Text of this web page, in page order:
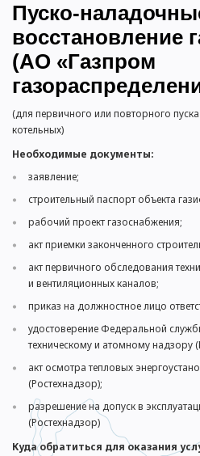
Пуско-
восстановление
(АО «Газпром
(для первичного или повторного
котельных)
Необходимые документы:
заявление;
строительный паспорт объекта
рабочий проект газоснабжения;
акт приемки законченного
акт первичного обследования
и вентиляционных каналов;
приказ на должностное лицо
удостоверение Федеральной
техническому и атомному надзору
акт осмотра тепловых
(Ростехнадзор);
разрешение на допуск в
(Ростехнадзор)
Куда обратиться для оказания